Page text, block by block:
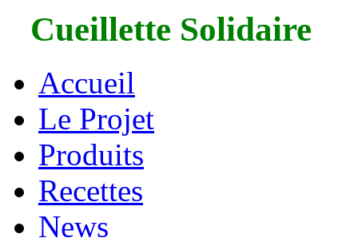
Cueillette Solidaire
Accueil
Le Projet
Produits
Recettes
News